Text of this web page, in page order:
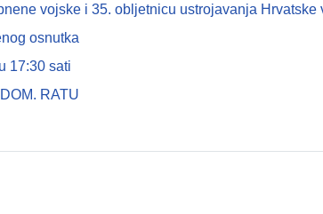
vojske i 35. obljetnicu ustrojavanja Hrvatske
osnutka
17:30 sati
RATU